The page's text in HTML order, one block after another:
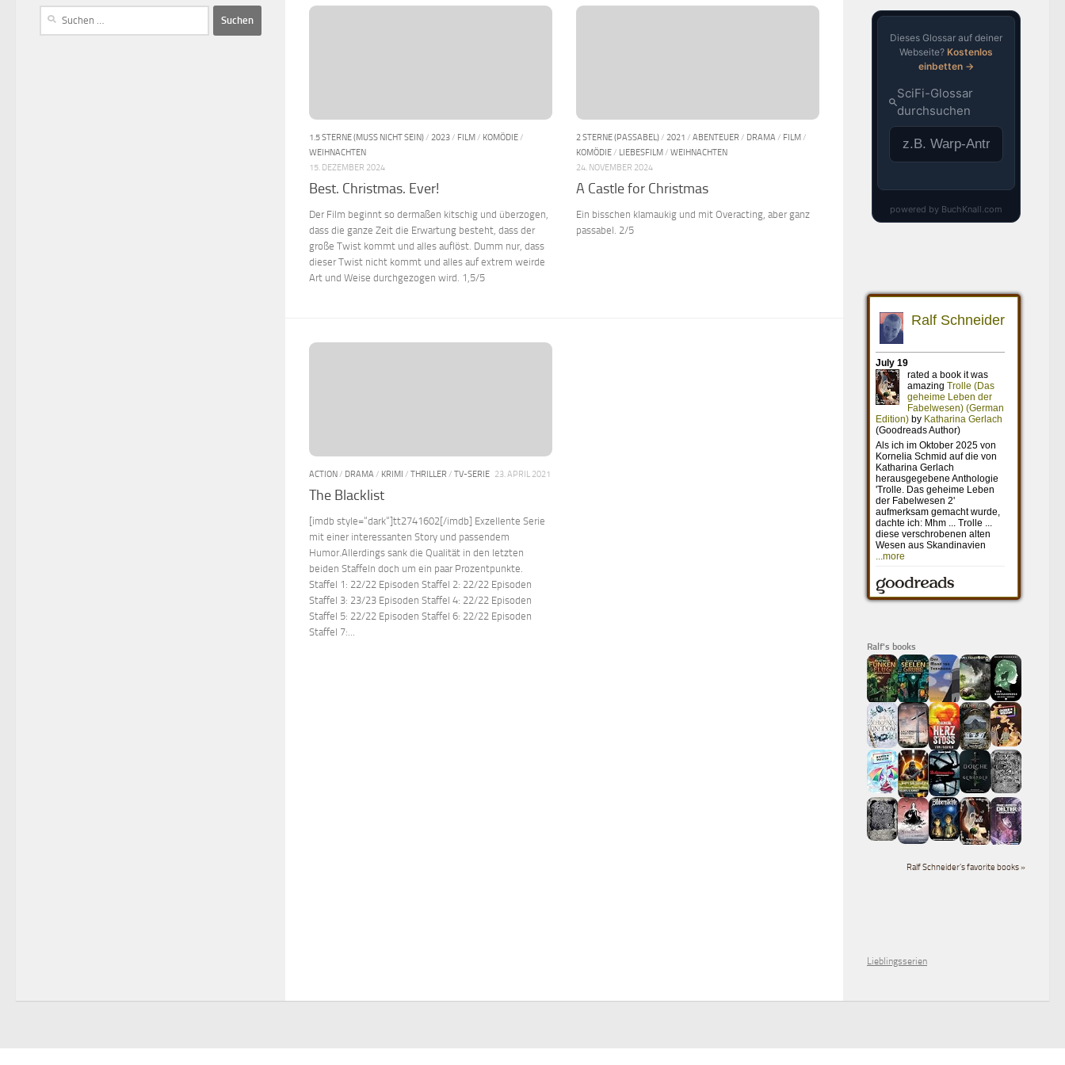
1.5 STERNE (MUSS NICHT SEIN)/ 2023/ FILM/ KOMÖDIE/
WEIHNACHTEN
15. DEZEMBER 2024
Best. Christmas. Ever!
Der Film beginnt so dermaßen kitschig und überzogen,
dass die ganze Zeit die Erwartung besteht, dass der
große Twist kommt und alles auflöst. Dumm nur, dass
dieser Twist nicht kommt und alles auf extrem weirde
Art und Weise durchgezogen wird. 1,5/5
2 STERNE (PASSABEL)/ 2021 / ABENTEUER / DRAMA / FILM/
KOMÖDIE/ LIEBESFILM/ WEIHNACHTEN
24. NOVEMBER 2024
A Castle for Christmas
Ein bisschen klamaukig und mit Overacting, aber ganz
passabel. 2/5
ACTION/ DRAMA / KRIMI / THRILLER / TV-SERIE 23. APRIL 2021
The Blacklist
[imdb style=“dark“]tt2741602[/imdb] Exzellente Serie
mit einer interessanten Story und passendem
Humor.Allerdings sank die Qualität in den letzten
beiden Staffeln doch um ein paar Prozentpunkte.
Staffel 1: 22/22 Episoden Staffel 2: 22/22 Episoden
Staffel 3: 23/23 Episoden Staffel 4: 22/22 Episoden
Staffel 5: 22/22 Episoden Staffel 6: 22/22 Episoden
Staffel 7:...
Ralf's books
Ralf Schneider's favorite books »
Lieblingsserien